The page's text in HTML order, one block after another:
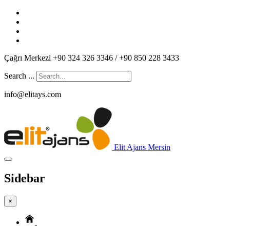
Çağrı Merkezi +90 324 326 3346 / +90 850 228 3433
Search ...
info@elitays.com
Elit Ajans Mersin
Sidebar
×